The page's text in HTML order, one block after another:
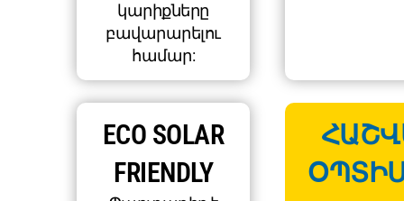
կարիքները
բավարարելու
համար:
ECO SOLAR
FRIENDLY